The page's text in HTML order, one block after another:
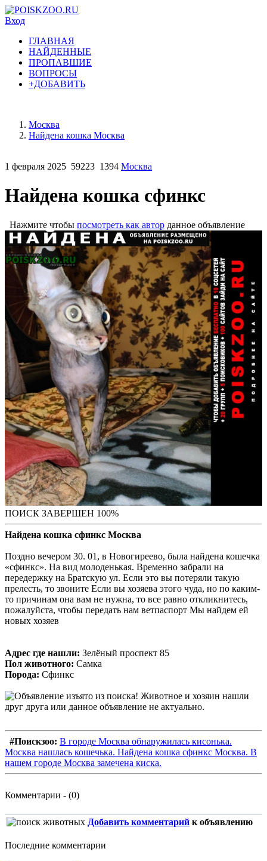
Вход
ГЛАВНАЯ
НАЙДЕННЫЕ
ПРОПАВШИЕ
ВОПРОСЫ
+ДОБАВИТЬ
Москва
Найдена кошка Москва
1 февраля 2025 59223 1394 Москва
Найдена кошка сфинкс
Нажмите чтобы посмотреть как автор данное объявление
ПОИСК ЗАВЕРШЕН 100%
Найдена кошка сфинкс Москва
Поздно вечером 30. 01, в Новогиреево, была найдена кошечка
«сфинкс». На вид молоденькая. Временно забрали на
передержку на Братскую ул. Если это вы потеряли такую
прелесть, то звоните Если вы хозяева этого чуда, но по каким-
то причинам она вам не нужна, то все равно откликнитесь,
пожалуйста, чтобы передать нам ветпаспорт Мы найдем ей
новых хозяев
Адрес где нашли: Зелёный проспект 85
Пол животного: Самка
Порода: Сфинкс
#Поискзоо: В городе Москва обнаружилась кисонька.
Москва нашлась кошечька. Найдена кошка сфинкс Москва. В
нашем городе Москва замечена киска.
Комментарии - (0)
Добавить комментарий к объявлению
Последние комментарии